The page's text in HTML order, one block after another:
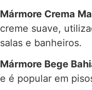
Mármore Crema
creme suave,
salas e banheiros.
Mármore Bege
e é popular em